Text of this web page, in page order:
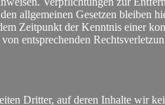
allgemeinen Gesetzen bleiben
Zeitpunkt der Kenntnis einer
entsprechenden
Dritter, auf deren Inhalte wir